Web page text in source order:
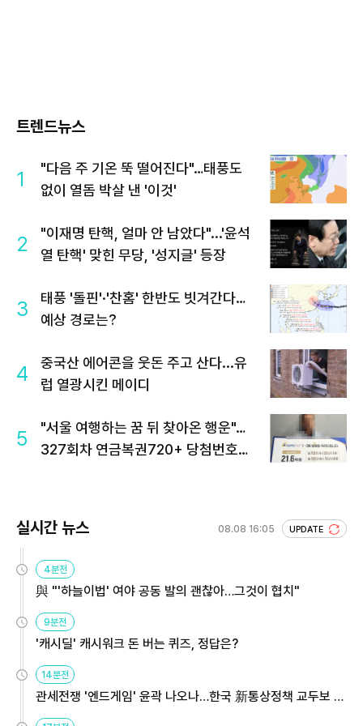
트렌드뉴스
1
"다음 주 기온 뚝 떨어진다"…태풍도
없이 열돔 박살 낸 '이것'
2
"이재명 탄핵, 얼마 안 남았다"...'윤석
열 탄핵' 맞힌 무당, '성지글' 등장
3
태풍 '돌핀'·'찬홈' 한반도 빗겨간다…
예상 경로는?
4
중국산 에어콘을 웃돈 주고 산다...유
럽 열광시킨 메이디
5
"서울 여행하는 꿈 뒤 찾아온 행운"…
327회차 연금복권720+ 당첨번호조
실시간 뉴스 08.08 16:05 UPDATE
4분전
與 "'하늘이법' 여야 공동 발의 괜찮아…그것이 협치"
9분전
'캐시딜' 캐시워크 돈 버는 퀴즈, 정답은?
14분전
관세전쟁 '엔드게임' 윤곽 나오나…한국 新통상정책 교두보 활
용해야